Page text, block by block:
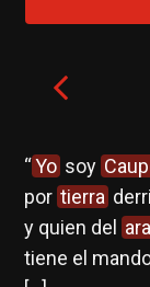
“Yo soy
por tierra
y quien del
tiene el